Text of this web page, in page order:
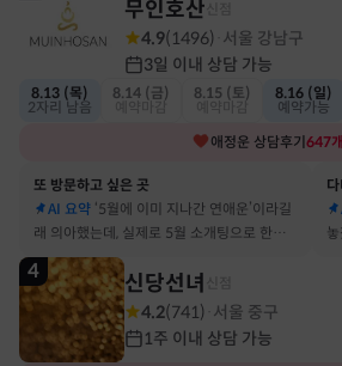
무인호산
4.9(1496) 서울 강남구
3일 이내 상담 가능
8.13 (목)
2자리 남음
8.14 (금)
8.15 (토)
8.16 (일)
예약가능
애정운 상담후기 647개
또 방문하고 싶은 곳
AI 요약 ‘5월에 이미 지나간 연애운’이라길
래 의아했는데, 실제로 5월 소개팅으로 한참
고민했던 사람이 있었어요
4 신당선녀
4.2(741) 서울 중구
1주 이내 상담 가능